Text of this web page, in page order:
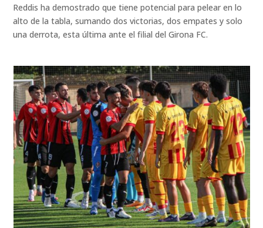
Reddis ha demostrado que tiene potencial para pelear en lo
alto de la tabla, sumando dos victorias, dos empates y solo
una derrota, esta última ante el filial del Girona FC.